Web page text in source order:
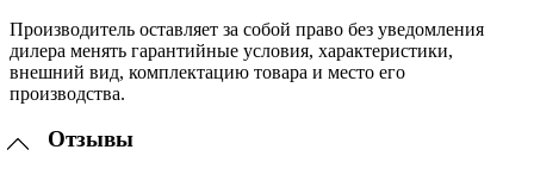
Производитель оставляет за собой право без уведомления
дилера менять гарантийные условия, характеристики,
внешний вид, комплектацию товара и место его
производства.
Отзывы